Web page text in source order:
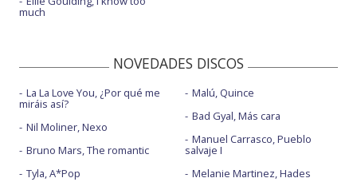
much
NOVEDADES DISCOS
La La Love You, ¿Por qué me
miráis así?
Nil Moliner, Nexo
Bruno Mars, The romantic
Tyla, A*Pop
Malú, Quince
Bad Gyal, Más cara
Manuel Carrasco, Pueblo
salvaje I
Melanie Martinez, Hades